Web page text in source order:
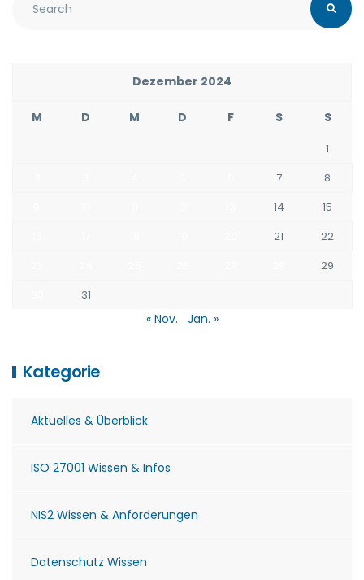
Dezember 2024
M D M D F S S
1
7
8
14
15
21
22
29
31
« Nov. Jan. »
Kategorie
Aktuelles & Überblick
ISO 27001 Wissen & Infos
NIS2 Wissen & Anforderungen
Datenschutz Wissen